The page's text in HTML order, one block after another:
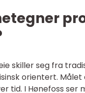
skiller seg fra
orientert.
tid. I Hønefoss